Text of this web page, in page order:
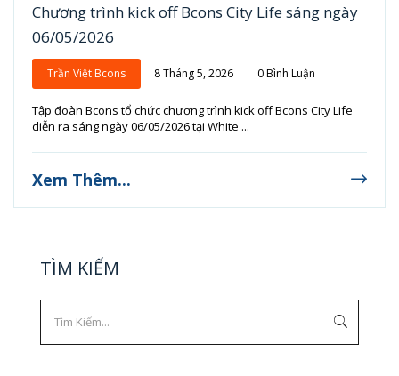
Chương trình kick off Bcons City Life sáng ngày
06/05/2026
Trần Việt Bcons 8 Tháng 5, 2026 0 Bình Luận
Tập đoàn Bcons tổ chức chương trình kick off Bcons City Life
diễn ra sáng ngày 06/05/2026 tại White ...
Xem Thêm...
TÌM KIẾM